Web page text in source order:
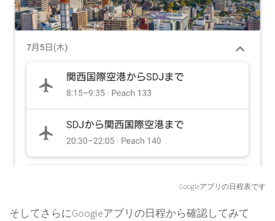
Googleアプリの日程表です
そしてさらにGoogleアプリの日程から確認してみて